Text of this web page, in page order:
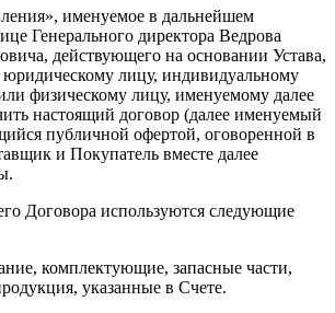
именуемое в дальнейшем
директора Ведрова
действующего на основании Устава,
лицу, индивидуальному
физическому лицу, именуемому далее
настоящий договор (далее именуемый
публичной офертой, оговоренной в
и Покупатель вместе далее
Договора используются следующие
комплектующие, запасные части,
указанные в Счете.